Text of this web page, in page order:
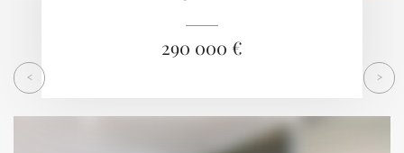
290 000 €
< >